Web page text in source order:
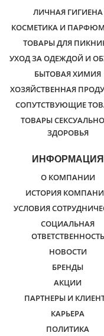
ЛИЧНАЯ ГИГИЕНА
КОСМЕТИКА И
ТОВАРЫ ДЛЯ
УХОД ЗА ОДЕЖДОЙ И
БЫТОВАЯ ХИМИЯ
ХОЗЯЙСТВЕННАЯ
СОПУТСТВУЮЩИЕ
ТОВАРЫ
ЗДОРОВЬЯ
ИНФОРМАЦИЯ
О КОМПАНИИ
ИСТОРИЯ
УСЛОВИЯ
СОЦИАЛЬНАЯ
ОТВЕТСТВЕННОСТЬ
НОВОСТИ
БРЕНДЫ
АКЦИИ
ПАРТНЕРЫ И
КАРЬЕРА
ПОЛИТИКА